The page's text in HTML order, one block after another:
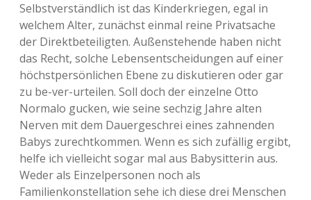
Selbstverständlich ist das Kinderkriegen, egal in
welchem Alter, zunächst einmal reine Privatsache
der Direktbeteiligten. Außenstehende haben nicht
das Recht, solche Lebensentscheidungen auf einer
höchstpersönlichen Ebene zu diskutieren oder gar
zu be-ver-urteilen. Soll doch der einzelne Otto
Normalo gucken, wie seine sechzig Jahre alten
Nerven mit dem Dauergeschrei eines zahnenden
Babys zurechtkommen. Wenn es sich zufällig ergibt,
helfe ich vielleicht sogar mal aus Babysitterin aus.
Weder als Einzelpersonen noch als
Familienkonstellation sehe ich diese drei Menschen